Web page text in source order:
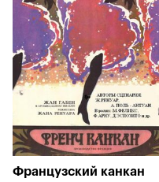
Французский канкан